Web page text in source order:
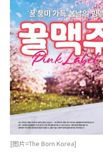
[图片=The Born Korea]